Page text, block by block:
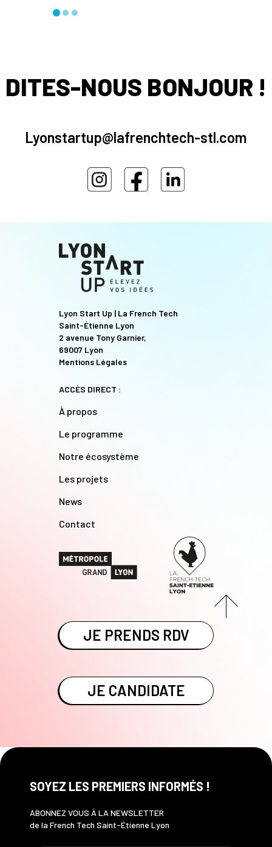
DITES-NOUS BONJOUR !
Lyonstartup@lafrenchtech-stl.com
Lyon Start Up | La French Tech
Saint-Étienne Lyon
2 avenue Tony Garnier,
69007 Lyon
Mentions Légales
ACCÈS DIRECT :
À propos
Le programme
Notre écosystème
Les projets
News
Contact
JE PRENDS RDV
JE CANDIDATE
SOYEZ LES PREMIERS INFORMÉS !
ABONNEZ VOUS À LA NEWSLETTER
de la French Tech Saint-Étienne Lyon